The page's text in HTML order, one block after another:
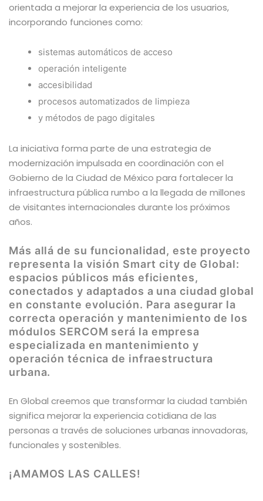
orientada a mejorar la experiencia de los usuarios,
incorporando funciones como:
sistemas automáticos de acceso
operación inteligente
accesibilidad
procesos automatizados de limpieza
y métodos de pago digitales
La iniciativa forma parte de una estrategia de
modernización impulsada en coordinación con el
Gobierno de la Ciudad de México para fortalecer la
infraestructura pública rumbo a la llegada de millones
de visitantes internacionales durante los próximos
años.
Más allá de su funcionalidad, este proyecto
representa la visión Smart city de Global:
espacios públicos más eficientes,
conectados y adaptados a una ciudad global
en constante evolución. Para asegurar la
correcta operación y mantenimiento de los
módulos SERCOM será la empresa
especializada en mantenimiento y
operación técnica de infraestructura
urbana.
En Global creemos que transformar la ciudad también
significa mejorar la experiencia cotidiana de las
personas a través de soluciones urbanas innovadoras,
funcionales y sostenibles.
¡AMAMOS LAS CALLES!